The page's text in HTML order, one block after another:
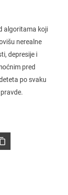
algoritama koji
nerealne
depresije i
pred
po svaku